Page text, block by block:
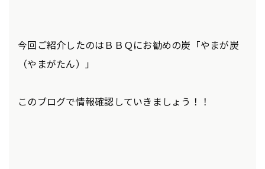
今回ご紹介したのはＢＢＱにお勧めの炭「やまが炭
（やまがたん）」
このブログで情報確認していきましょう！！